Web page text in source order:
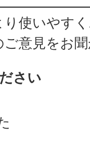
使いやす
意見をお
さい